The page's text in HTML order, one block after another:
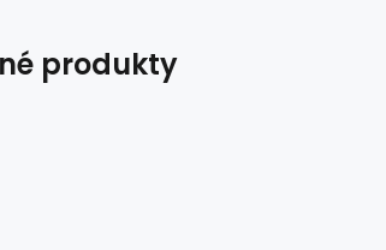
produkty